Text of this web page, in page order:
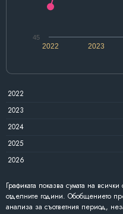
2022 2023
45
2022
2023
2024
2025
2026
Графиката показва сумата на
отделните години. Обобщението
анализа за съответния период,